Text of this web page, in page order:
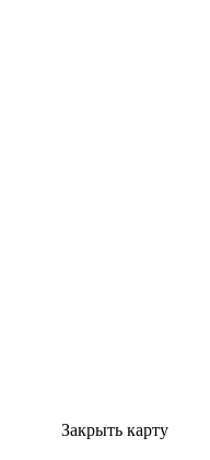
Закрыть карту